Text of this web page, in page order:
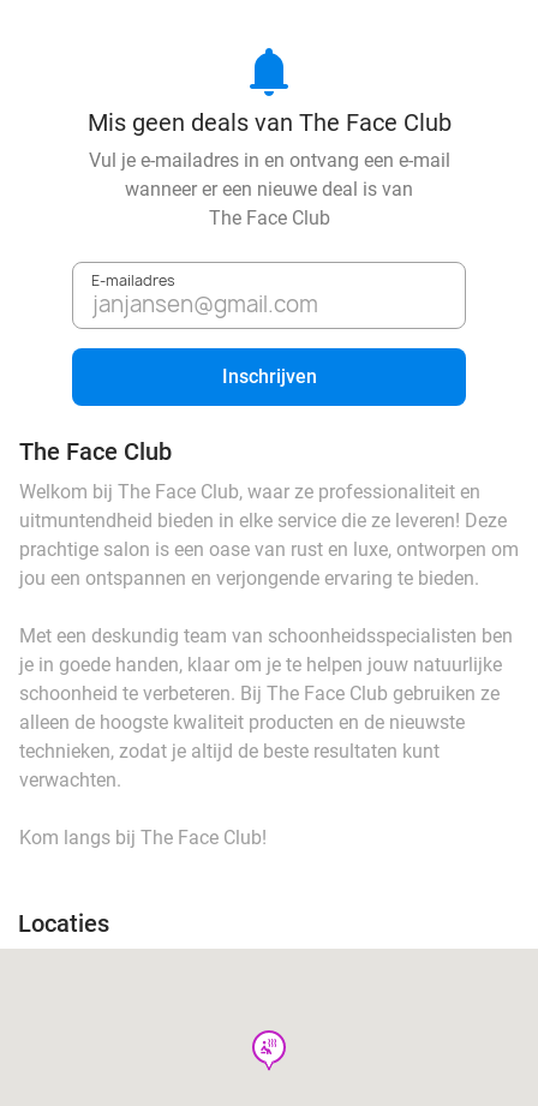
notifications
Mis geen deals van The Face Club
Vul je e-mailadres in en ontvang een e-mail
wanneer er een nieuwe deal is van
The Face Club
E-mailadres
Inschrijven
The Face Club
Welkom bij The Face Club, waar ze professionaliteit en
uitmuntendheid bieden in elke service die ze leveren! Deze
prachtige salon is een oase van rust en luxe, ontworpen om
jou een ontspannen en verjongende ervaring te bieden.
Met een deskundig team van schoonheidsspecialisten ben
je in goede handen, klaar om je te helpen jouw natuurlijke
schoonheid te verbeteren. Bij The Face Club gebruiken ze
alleen de hoogste kwaliteit producten en de nieuwste
technieken, zodat je altijd de beste resultaten kunt
verwachten.
Kom langs bij The Face Club!
Locaties
wellness